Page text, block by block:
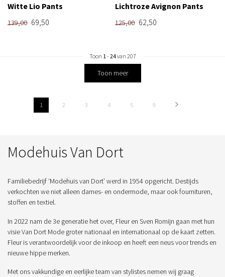
Witte Lio Pants
139,00 69,50
Lichtroze Avignon Pants
125,00 62,50
Toon 1 - 24van 207
Toon meer
1 2 3 4 5 9
Modehuis Van Dort
Familiebedrijf ‘Modehuis van Dort’ werd in 1954 opgericht. Destijds
verkochten we niet alleen dames- en ondermode, maar ook fournituren,
stoffen en textiel.
In 2022 nam de 3e generatie het over, Fleur en Sven Romijn gaan met hun
visie Van Dort Mode groter nationaal en internationaal op de kaart zetten.
Fleur is verantwoordelijk voor de inkoop en heeft een neus voor trends en
nieuwe hippe merken.
Met ons vakkundige en eerlijke team van stylistes nemen wij graag